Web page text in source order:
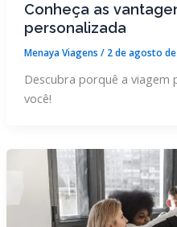
Conheça as
personalizada
Menaya Viagens / 2 de agosto
Descubra porquê a viagem
você!